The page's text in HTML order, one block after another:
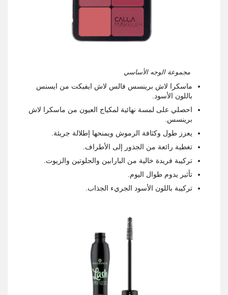
مجموعة الوجه الأساسي
ماسكرا لاش برينسس فالس لاش ايفيكت من ايسنس
باللون الأسود.
احصلي على لمسة نهائية لمكياج العيون من ماسكرا لاش
برينسس.
يعزز طول وكثافة الرموش ويمنحها إطلالة جريئة.
تغطية رائعة من الجذور إلى الأطراف.
تركيبة فريدة خالية من البارابين والجلوتين والزيوت.
تأثير يدوم طوال اليوم.
تركيبة باللون الأسود الجريء الجذاب.